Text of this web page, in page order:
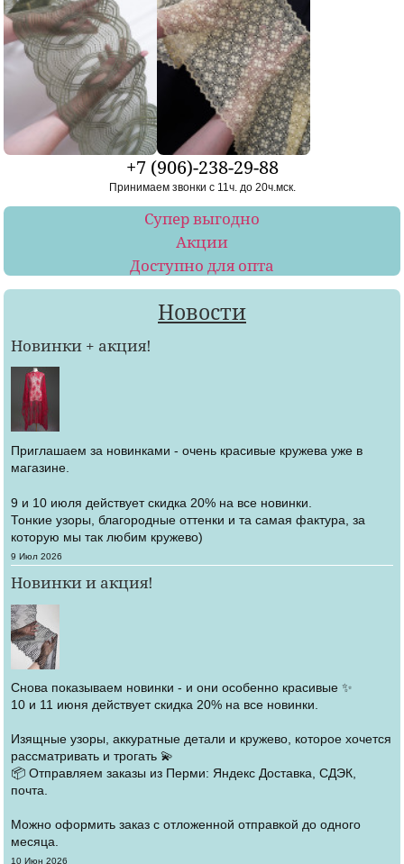
+7 (906)-238-29-88
Принимаем звонки с 11ч. до 20ч.мск.
Супер выгодно
Акции
Доступно для опта
Новости
Новинки + акция!
Приглашаем за новинками - очень красивые кружева уже в
магазине.
9 и 10 июля действует скидка 20% на все новинки.
Тонкие узоры, благородные оттенки и та самая фактура, за
которую мы так любим кружево)
Создано
9 Июл 2026
Новинки и акция!
Снова показываем новинки - и они особенно красивые ✨
10 и 11 июня действует скидка 20% на все новинки.
Изящные узоры, аккуратные детали и кружево, которое хочется
рассматривать и трогать 💫
📦 Отправляем заказы из Перми: Яндекс Доставка, СДЭК,
почта.
Можно оформить заказ с отложенной отправкой до одного
месяца.
Создано
10 Июн 2026